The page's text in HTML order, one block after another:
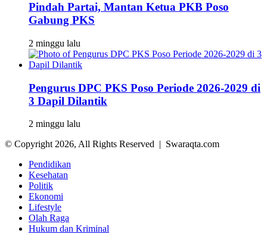
Pindah Partai, Mantan Ketua PKB Poso
Gabung PKS
2 minggu lalu
Pengurus DPC PKS Poso Periode 2026-2029 di
3 Dapil Dilantik
2 minggu lalu
© Copyright 2026, All Rights Reserved | Swaraqta.com
Pendidikan
Kesehatan
Politik
Ekonomi
Lifestyle
Olah Raga
Hukum dan Kriminal